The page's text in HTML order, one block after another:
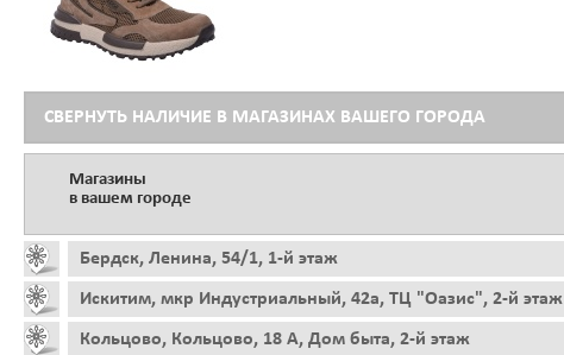
СВЕРНУТЬ НАЛИЧИЕ В МАГАЗИНАХ ВАШЕГО ГОРОДА
Магазины
в вашем городе
Бердск, Ленина, 54/1, 1-й этаж
Искитим, мкр Индустриальный, 42а, ТЦ "Оазис", 2-й этаж
Кольцово, Кольцово, 18 А, Дом быта, 2-й этаж